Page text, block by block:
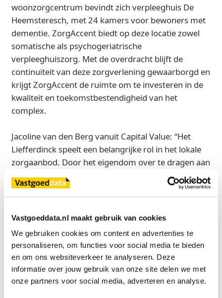
Vastgoeddata.nl maakt gebruik van cookies
We gebruiken cookies om content en advertenties te
personaliseren, om functies voor social media te bieden
en om ons websiteverkeer te analyseren. Deze
informatie over jouw gebruik van onze site delen we met
onze partners voor social media, adverteren en analyse.
woonzorgcentrum bevindt zich verpleeghuis De
Heemsteresch, met 24 kamers voor bewoners met
dementie. ZorgAccent biedt op deze locatie zowel
somatische als psychogeriatrische
verpleeghuiszorg. Met de overdracht blijft de
continuïteit van deze zorgverlening gewaarborgd en
krijgt ZorgAccent de ruimte om te investeren in de
kwaliteit en toekomstbestendigheid van het
complex.
Jacoline van den Berg vanuit Capital Value: “Het
Liefferdinck speelt een belangrijke rol in het lokale
zorgaanbod. Door het eigendom over te dragen aan
ZorgAccent, die het gebouw intensief gebruikt en de
bewoners goed kent, ontstaat voor hen de
mogelijkheid om het complex te optimaliseren en
toekomstbestendig te maken voor de steeds
Bron
Capital Value